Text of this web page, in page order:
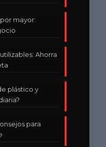
mayor:
Ahorra
plástico y
para